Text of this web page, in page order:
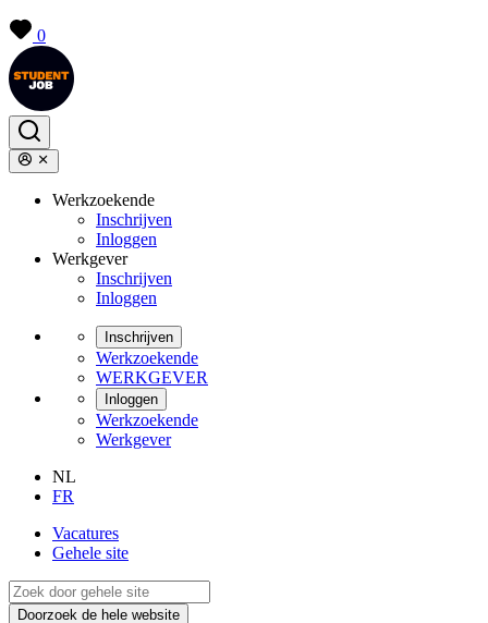
0
Werkzoekende
Inschrijven
Inloggen
Werkgever
Inschrijven
Inloggen
Inschrijven
Werkzoekende
WERKGEVER
Inloggen
Werkzoekende
Werkgever
NL
FR
Vacatures
Gehele site